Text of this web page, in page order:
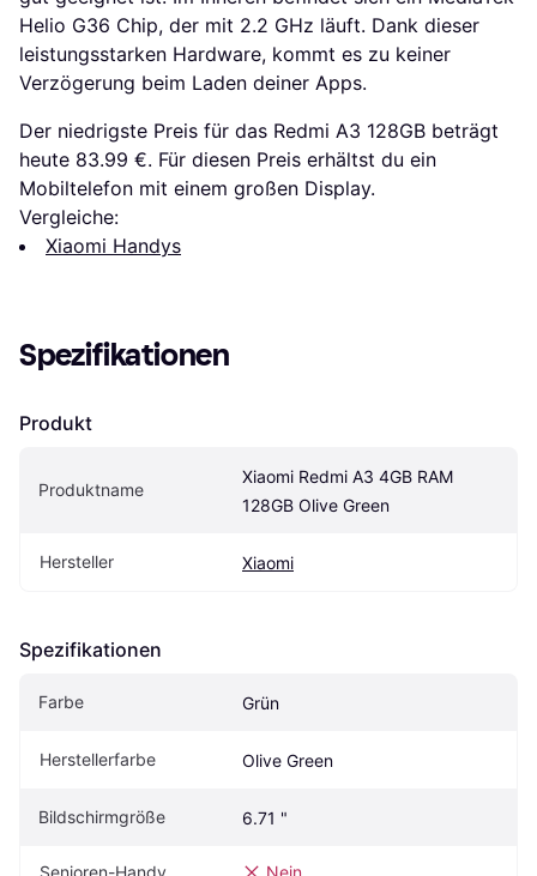
Helio G36 Chip, der mit 2.2 GHz läuft. Dank dieser
leistungsstarken Hardware, kommt es zu keiner
Verzögerung beim Laden deiner Apps.
Der niedrigste Preis für das Redmi A3 128GB beträgt
heute 83.99 €. Für diesen Preis erhältst du ein
Mobiltelefon mit einem großen Display.
Vergleiche:
Xiaomi Handys
Spezifikationen
Produkt
Produktname
Xiaomi Redmi A3 4GB RAM
128GB Olive Green
Hersteller Xiaomi
Spezifikationen
Farbe Grün
Herstellerfarbe Olive Green
Bildschirmgröße 6.71 "
Senioren-Handy Nein